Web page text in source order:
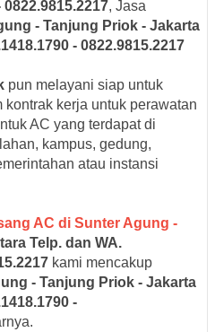
, Jasa
- Tanjung Priok - Jakarta
- 0822.9815.2217
pun melayani siap untuk
kontrak kerja untuk perawatan
AC yang terdapat di
kampus, gedung,
atau instansi
AC di Sunter Agung -
Telp. dan WA.
kami mencakup
- Tanjung Priok - Jakarta
-